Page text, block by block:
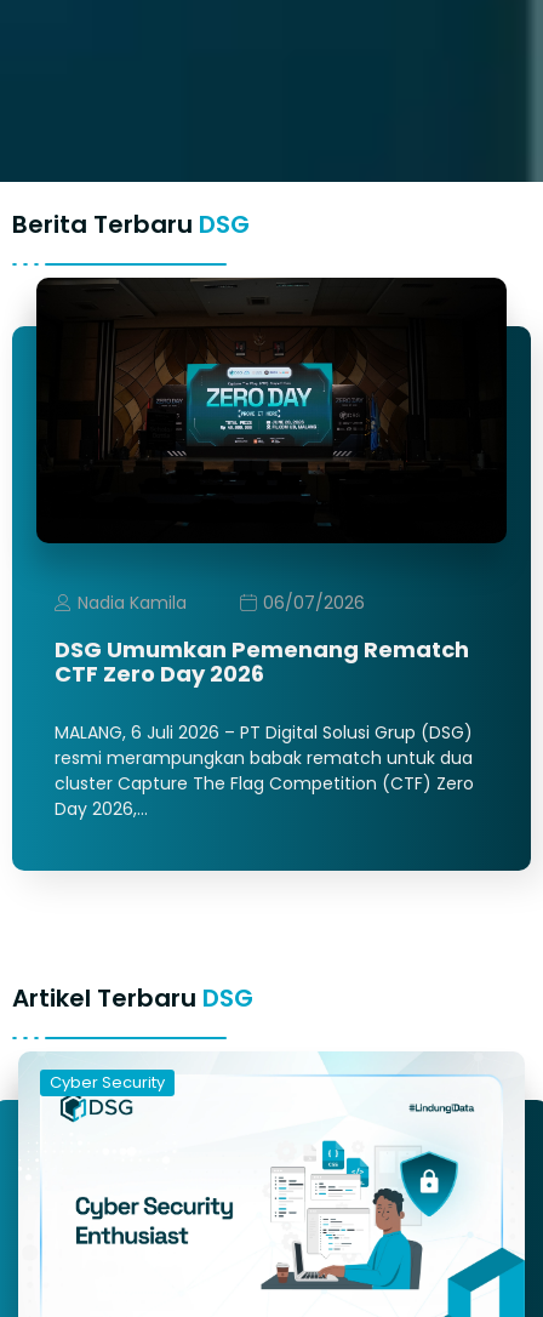
Berita Terbaru DSG
Nadia Kamila 06/07/2026
DSG Umumkan Pemenang Rematch
CTF Zero Day 2026
MALANG, 6 Juli 2026 – PT Digital Solusi Grup (DSG)
resmi merampungkan babak rematch untuk dua
cluster Capture The Flag Competition (CTF) Zero
Day 2026,…
Artikel Terbaru DSG
Cyber Security